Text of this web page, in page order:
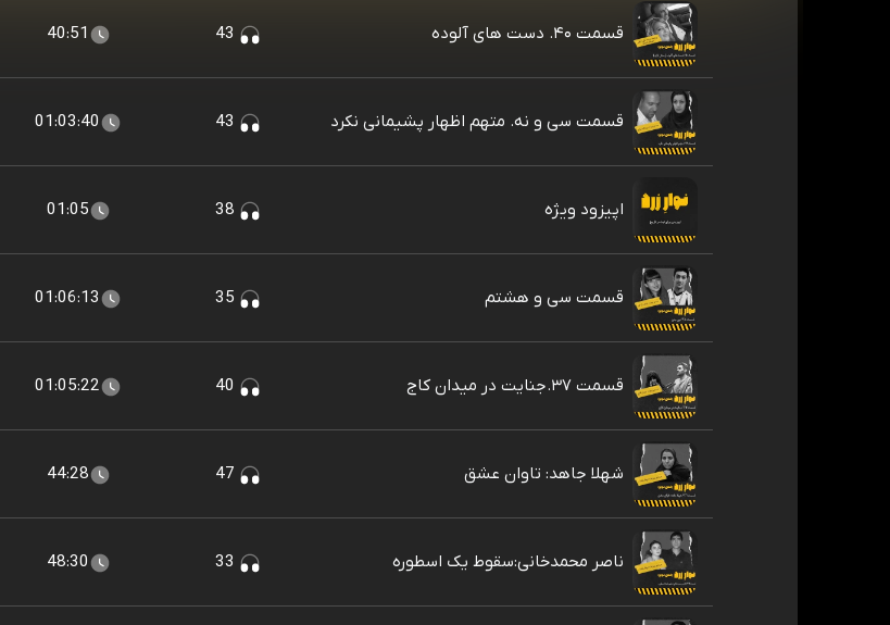
قسمت ۴۰. دست های آلوده 40:51
قسمت سی و نه. متهم اظهار پشیمانی نکرد 01:03:40
اپیزود ویژه 01:05
قسمت سی و هشتم 01:06:13
قسمت ۳۷.جنایت در میدان کاج 01:05:22
شهلا جاهد: تاوان عشق 44:28
ناصر محمدخانی:سقوط یک اسطوره 48:30